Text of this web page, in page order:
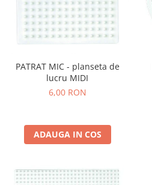
PATRAT MIC - planseta de
lucru MIDI
6,00 RON
ADAUGA IN COS